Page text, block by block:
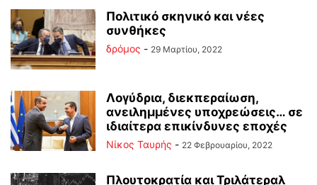
Πολιτικό σκηνικό και νέες
συνθήκες
δρόμος - 29 Μαρτίου, 2022
Λογύδρια, διεκπεραίωση,
ανειλημμένες υποχρεώσεις… σε
ιδιαίτερα επικίνδυνες εποχές
Νίκος Ταυρής - 22 Φεβρουαρίου, 2022
Πλουτοκρατία και Τριλάτεραλ